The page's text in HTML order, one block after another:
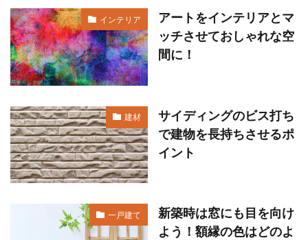
インテリア
アートをインテリアとマ
ッチさせておしゃれな空
間に！
建材
サイディングのビス打ち
で建物を長持ちさせるポ
イント
一戸建て
新築時は窓にも目を向け
よう！額縁の色はどのよ